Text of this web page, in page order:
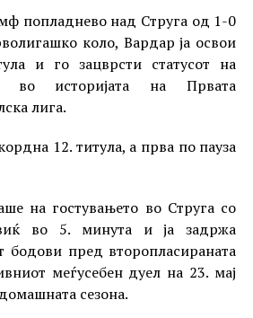
попладнево над Струга од 1-0
коло, Вардар ја освои
и го зацврсти статусот на
во историјата на Првата
лига.
12. титула, а прва по пауза
на гостувањето во Струга со
во 5. минута и ја задржа
бодови пред второпласираната
меѓусебен дуел на 23. мај
сезона.